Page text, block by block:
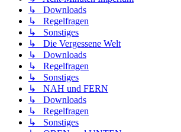
↳ Downloads
↳ Regelfragen
↳ Sonstiges
↳ Die Vergessene Welt
↳ Downloads
↳ Regelfragen
↳ Sonstiges
↳ NAH und FERN
↳ Downloads
↳ Regelfragen
↳ Sonstiges